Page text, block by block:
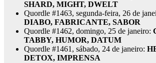
SHARD, MIGHT, DWELT
Quordle #1463, segunda-feira, 26 de
DIABO, FABRICANTE, SABOR
Quordle #1462, domingo, 25 de janeiro:
TABBY, HUMOR, DATUM
Quordle #1461, sábado, 24 de janeiro:
DETOX, IMPRENSA